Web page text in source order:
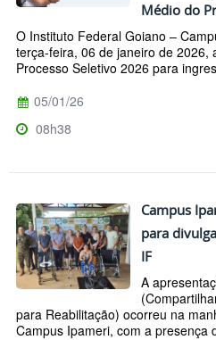
Médio do
O Instituto Federal Goiano –
terça-feira, 06 de janeiro de 2026,
Processo Seletivo 2026 para
05/01/26
08h38
Campus
para
IF
A
para Reabilitação) ocorreu na
Campus Ipameri, com a presença